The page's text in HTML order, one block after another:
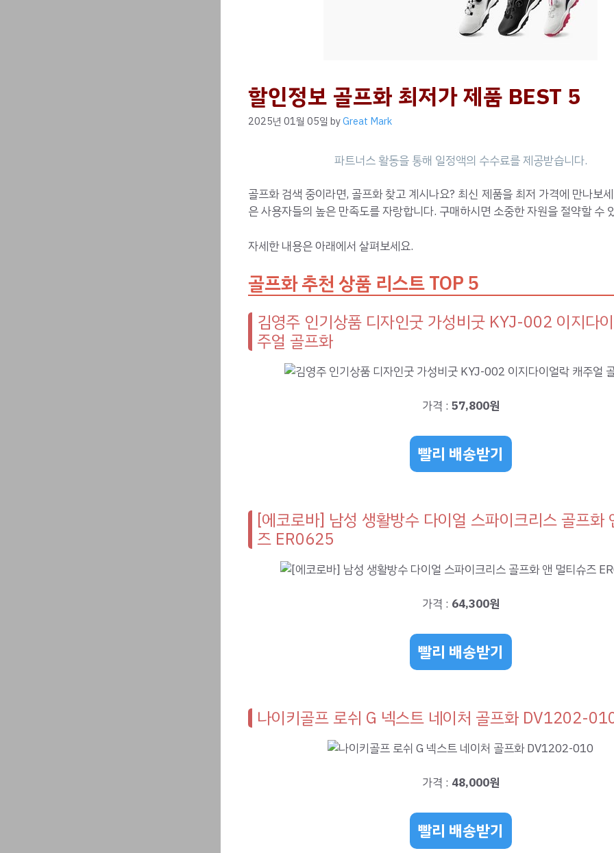
할인정보 골프화 최저가 제품 BEST 5
2025년 01월 05일 byGreat Mark
골프화 검색 중이라면, 골프화 찾고 계시나요? 최신 제품을 최저 가격에 만나보
은 사용자들의 높은 만족도를 자랑합니다. 구매하시면 소중한 자원을 절약할 수
자세한 내용은 아래에서 살펴보세요.
골프화 추천 상품 리스트 TOP 5
김영주 인기상품 디자인굿 가성비굿 KYJ-002 이지다
주얼 골프화
가격 : 57,800원
빨리 배송받기
[에코로바] 남성 생활방수 다이얼 스파이크리스 골프화
즈 ER0625
가격 : 64,300원
빨리 배송받기
나이키골프 로쉬 G 넥스트 네이처 골프화 DV1202-
가격 : 48,000원
빨리 배송받기